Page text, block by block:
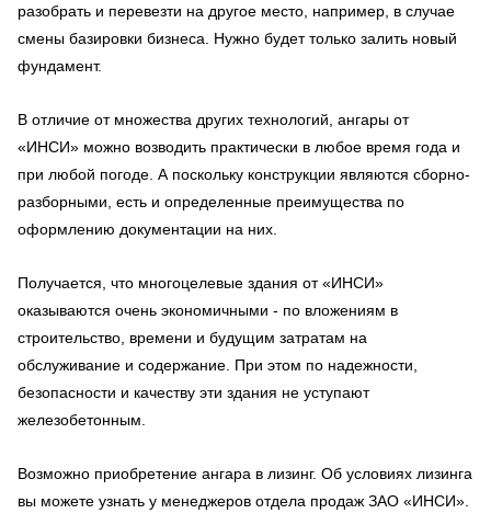
разобрать и перевезти на другое место, например, в случае
смены базировки бизнеса. Нужно будет только залить новый
фундамент.
В отличие от множества других технологий, ангары от
«ИНСИ» можно возводить практически в любое время года и
при любой погоде. А поскольку конструкции являются сборно-
разборными, есть и определенные преимущества по
оформлению документации на них.
Получается, что многоцелевые здания от «ИНСИ»
оказываются очень экономичными - по вложениям в
строительство, времени и будущим затратам на
обслуживание и содержание. При этом по надежности,
безопасности и качеству эти здания не уступают
железобетонным.
Возможно приобретение ангара в лизинг. Об условиях лизинга
вы можете узнать у менеджеров отдела продаж ЗАО «ИНСИ».